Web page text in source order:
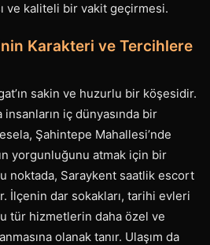
ve kaliteli bir vakit geçirmesi.
Karakteri ve Tercihlere
sakin ve huzurlu bir köşesidir.
iç dünyasında bir
Şahintepe Mahallesi’nde
yorgunluğunu atmak için bir
noktada, Saraykent saatlik escort
İlçenin dar sokakları, tarihi evleri
tür hizmetlerin daha özel ve
olanak tanır. Ulaşım da